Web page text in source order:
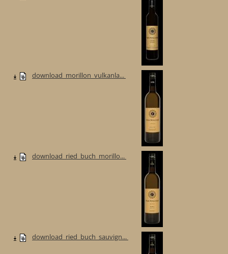
download_morillon_vulkanla...
download_ried_buch_morillo...
download_ried_buch_sauvign...